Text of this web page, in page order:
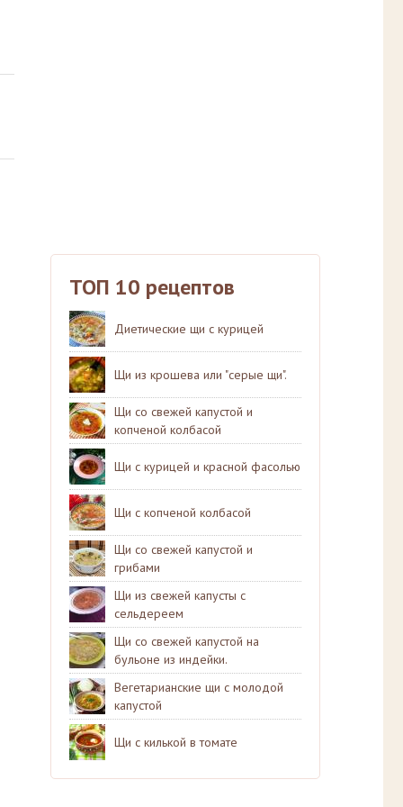
ТОП 10 рецептов
Диетические щи с курицей
Щи из крошева или "серые щи".
Щи со свежей капустой и
копченой колбасой
Щи с курицей и красной фасолью
Щи с копченой колбасой
Щи со свежей капустой и
грибами
Щи из свежей капусты с
сельдереем
Щи со свежей капустой на
бульоне из индейки.
Вегетарианские щи с молодой
капустой
Щи с килькой в томате